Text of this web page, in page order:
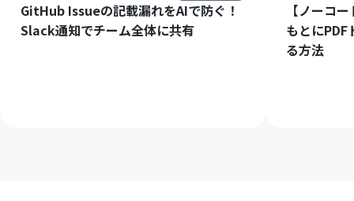
GitHub Issueの記載漏れをAIで防ぐ！
Slack通知でチーム全体に共有
【ノーコ
もとにPDF
る方法